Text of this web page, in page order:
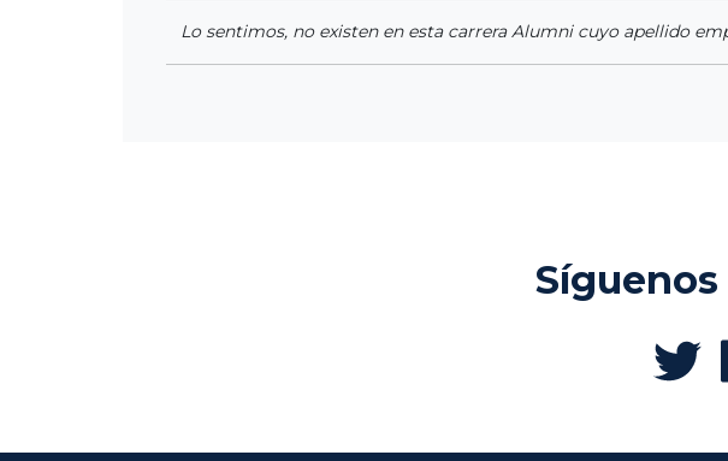
Lo sentimos, no existen en esta carrera Alumni cuyo apellido